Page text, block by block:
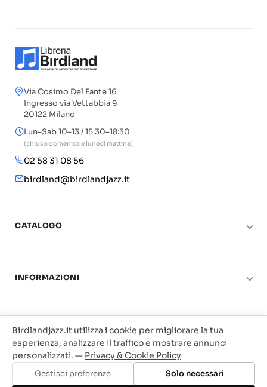
Via Cosimo Del Fante 16
Ingresso via Vettabbia 9
20122 Milano
Lun–Sab 10–13 / 15:30–18:30
(chiuso domenica e lunedì mattina)
02 58 31 08 56
birdland@birdlandjazz.it
CATALOGO
Chitarra
Basi play-along
Real Books
Big Band
Offerte
INFORMAZIONI
Contatti
Il mio account
ACQUISTI & LEGALE
Diritto di recesso
Condizioni di utilizzo
© 2025 Vendita Metodi e Spartiti Musicali Libreria
Birdlandjazz.it utilizza i cookie per migliorare la tua
esperienza, analizzare il traffico e mostrare annunci
personalizzati. — Privacy & Cookie Policy
Gestisci preferenze Solo necessari